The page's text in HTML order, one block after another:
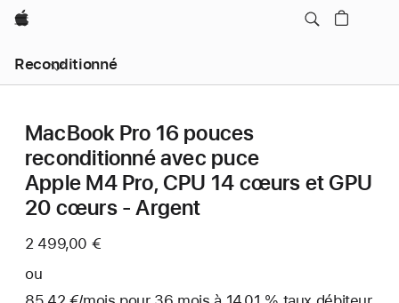
Apple
Reconditionné
MacBook Pro 16 pouces
reconditionné avec puce
Apple M4 Pro, CPU 14 cœurs et GPU
20 cœurs - Argent
2 499,00 €
ou